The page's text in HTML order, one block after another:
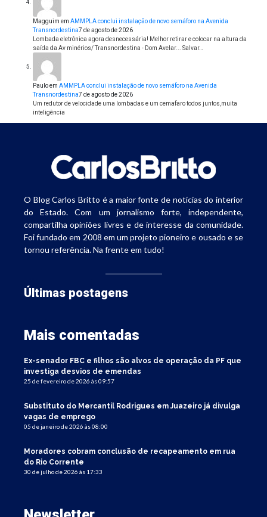
Magguim em AMMPLA conclui instalação de novo semáforo na Avenida
Transnordestina7 de agosto de 2026
Lombada eletrônica agora desnecessária! Melhor retirar e colocar na altura da
saída da Av minérios/ Transnordestina - Dom Avelar... Salvar…
Pauloem AMMPLA conclui instalação de novo semáforo na Avenida
Transnordestina7 de agosto de 2026
Um redutor de velocidade uma lombadas e um cemafaro todos juntos,muita
inteligência
O Blog Carlos Britto é a maior fonte de notícias do interior
do Estado. Com um jornalismo forte, independente,
compartilha opiniões livres e de interesse da comunidade.
Foi fundado em 2008 em um projeto pioneiro e ousado e se
tornou referência. Na frente em tudo!
Últimas postagens
Mais comentadas
Ex-senador FBC e filhos são alvos de operação da PF que
investiga desvios de emendas
25 de fevereiro de 2026 às 09:57
Substituto do Mercantil Rodrigues em Juazeiro já divulga
vagas de emprego
05 de janeiro de 2026 às 08:00
Moradores cobram conclusão de recapeamento em rua
do Rio Corrente
30 de julho de 2026 às 17:33